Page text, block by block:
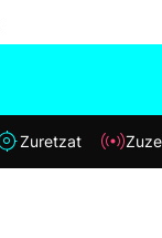
Zuretzat